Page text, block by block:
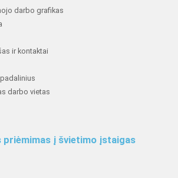
darbo grafikas
ir kontaktai
darbo vietas
priėmimas į švietimo įstaigas